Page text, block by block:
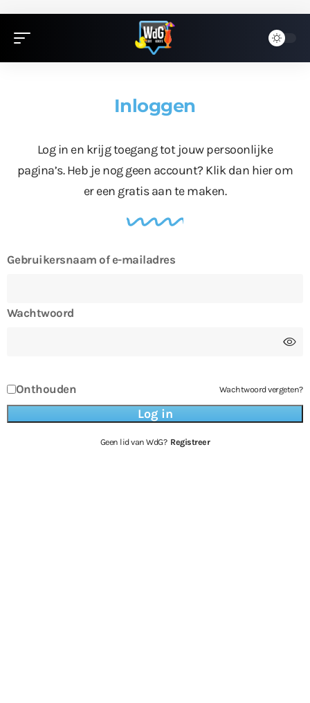
Inloggen
Log in en krijg toegang tot jouw persoonlijke
pagina’s. Heb je nog geen account? Klik dan hierom
er een gratis aan te maken.
Gebruikersnaam of e-mailadres
Wachtwoord
Onthouden Wachtwoord vergeten?
Geen lid van WdG? Registreer